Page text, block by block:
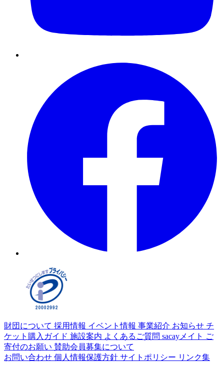
財団について 採用情報 イベント情報 事業紹介 お知らせ チ
ケット購入ガイド 施設案内 よくあるご質問 sacayメイト ご
寄付のお願い 賛助会員募集について
お問い合わせ 個人情報保護方針 サイトポリシー リンク集